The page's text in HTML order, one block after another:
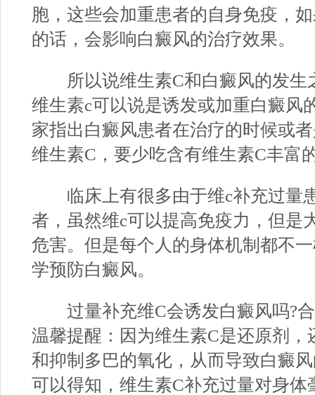
胞，这些会加重患者的自身免疫，
的话，会影响白癜风的治疗效果。
所以说维生素C和白癜风的发生
维生素c可以说是诱发或加重白癜风
家指出白癜风患者在治疗的时候或
维生素C，要少吃含有维生素C丰富
临床上有很多由于维c补充过量
者，虽然维c可以提高免疫力，但是
危害。但是每个人的身体机制都不
学预防白癜风。
过量补充维C会诱发白癜风吗?
温馨提醒：因为维生素C是还原剂，
和抑制多巴的氧化，从而导致白癜
可以得知，维生素C补充过量对身体